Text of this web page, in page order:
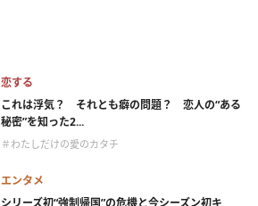
恋する
これは浮気？ それとも癖の問題？ 恋人の“ある
秘密”を知った2...
＃わたしだけの愛のカタチ
エンタメ
シリーズ初“強制帰国”の危機と今シーズン初キ